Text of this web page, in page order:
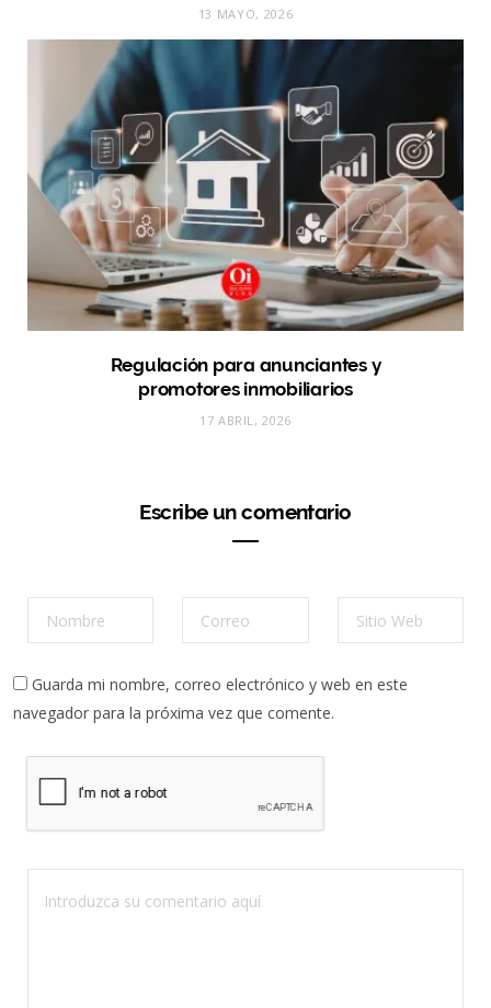
13 MAYO, 2026
Regulación para anunciantes y
promotores inmobiliarios
17 ABRIL, 2026
Escribe un comentario
Guarda mi nombre, correo electrónico y web en este
navegador para la próxima vez que comente.